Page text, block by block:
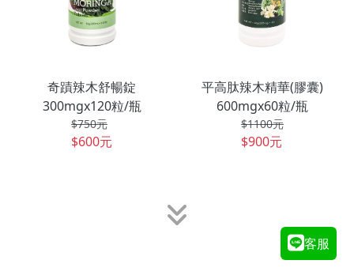
奇蹟辣木舒暢錠
300mgx120粒/瓶
$750元
$600元
平高肽辣木精華(膠囊)
600mgx60粒/瓶
$1100元
$900元
客服